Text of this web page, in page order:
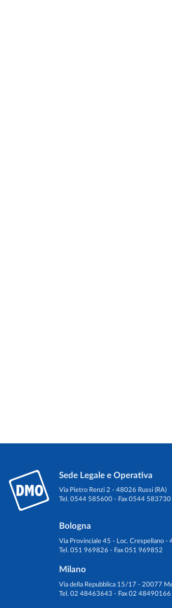
Sede Legale e Operativa
Via Pietro Renzi 2 - 48026 Russi (RA)
Tel. 0544 585600 - Fax 0544 583730
Bologna
Via Provinciale 45 - Loc. Crespellano -
Tel. 051 969826 - Fax 051 969852
Milano
Via della Repubblica 15/17 - 20077
Tel. 02 48463643 - Fax 02 48490166